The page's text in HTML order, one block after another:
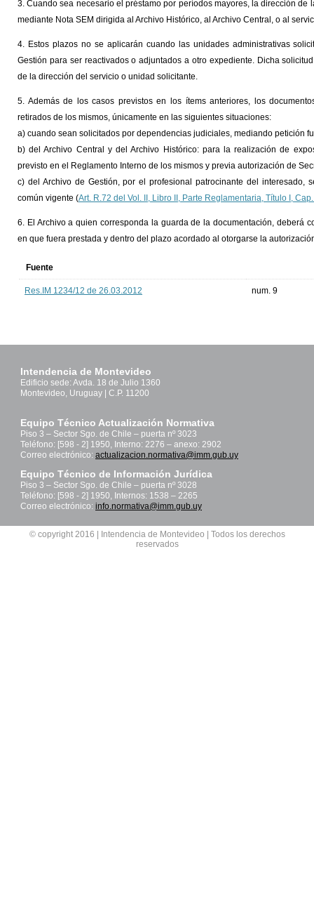
3. Cuando sea necesario el préstamo por períodos mayores, la dirección
mediante Nota SEM dirigida al Archivo Histórico, al Archivo Central, o al
4. Estos plazos no se aplicarán cuando las unidades administrativas
Gestión para ser reactivados o adjuntados a otro expediente. Dicha
de la dirección del servicio o unidad solicitante.
5. Además de los casos previstos en los ítems anteriores, los
retirados de los mismos, únicamente en las siguientes situaciones:
a) cuando sean solicitados por dependencias judiciales, mediando petición
b) del Archivo Central y del Archivo Histórico: para la realización de
previsto en el Reglamento Interno de los mismos y previa autorización de
c) del Archivo de Gestión, por el profesional patrocinante del interesado,
común vigente (Art. R.72 del Vol. II, Libro II, Parte Reglamentaria, Título I,
6. El Archivo a quien corresponda la guarda de la documentación, deberá
en que fuera prestada y dentro del plazo acordado al otorgarse la
Fuente
Res.IM 1234/12 de 26.03.2012 num. 9
Intendencia de Montevideo
Edificio sede: Avda. 18 de Julio 1360
Montevideo, Uruguay | C.P. 11200
Equipo Técnico Actualización Normativa
Piso 3 – Sector Sgo. de Chile – puerta nº 3023
Teléfono: [598 - 2] 1950, Interno: 2276 – anexo: 2902
Correo electrónico: actualizacion.normativa@imm.gub.uy
Equipo Técnico de Información Jurídica
Piso 3 – Sector Sgo. de Chile – puerta nº 3028
Teléfono: [598 - 2] 1950, Internos: 1538 – 2265
Correo electrónico: info.normativa@imm.gub.uy
© copyright 2016 | Intendencia de Montevideo | Todos los derechos
reservados